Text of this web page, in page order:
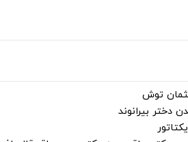
عثمان ‌توش
دختر بیرانوند